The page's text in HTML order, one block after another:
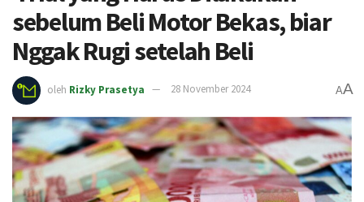
sebelum Beli Motor Bekas, biar
Nggak Rugi setelah Beli
oleh Rizky Prasetya 28 November 2024 AA